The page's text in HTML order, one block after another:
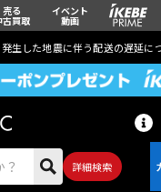
売る
古買取
イベント
動画
発生した地震に伴う配送の遅延に
詳細検索